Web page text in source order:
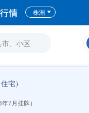
株洲
住宅）
年7月挂牌）